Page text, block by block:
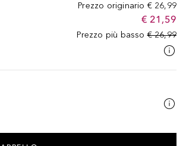
Prezzo originario € 26,99
€ 21,59
Prezzo più basso € 26,99